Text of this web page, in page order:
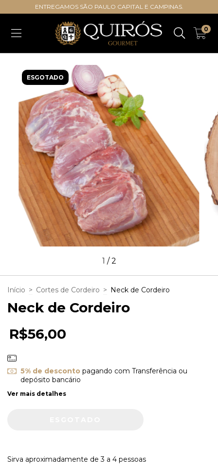
ENTREGAMOS SÃO PAULO CAPITAL E CAMPINAS.
0
ESGOTADO
1 /2
Início > Cortes de Cordeiro > Neck de Cordeiro
Neck de Cordeiro
R$56,00
5% de desconto pagando com Transferência ou
depósito bancário
Ver mais detalhes
Sirva aproximadamente de 3 a 4 pessoas